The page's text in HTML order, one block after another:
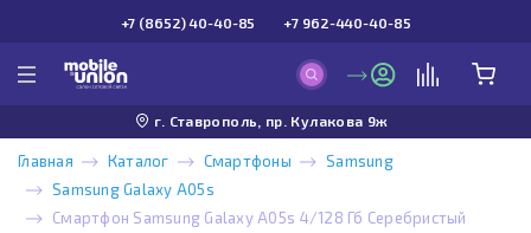
+7 (8652) 40-40-85 +7 962-440-40-85
г. Ставрополь, пр. Кулакова 9ж
Главная Каталог Смартфоны
Samsung
Samsung Galaxy A05s
Смартфон Samsung Galaxy A05s 4/128 Гб Серебристый